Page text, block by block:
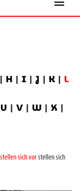
| H | I |J | K | L
U | V | W | X |
sich vorstellen sich